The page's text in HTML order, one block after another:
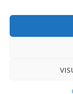
Diretta.it